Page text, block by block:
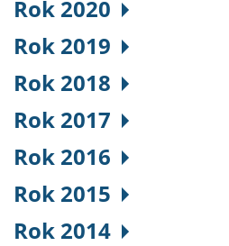
Rok 2020
Rok 2019
Rok 2018
Rok 2017
Rok 2016
Rok 2015
Rok 2014